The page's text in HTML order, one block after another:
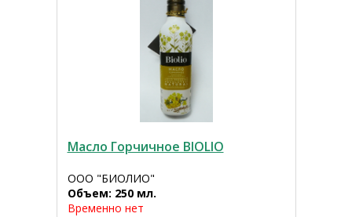
Масло Горчичное BIOLIO
ООО "БИОЛИО"
Объем: 250 мл.
Временно нет